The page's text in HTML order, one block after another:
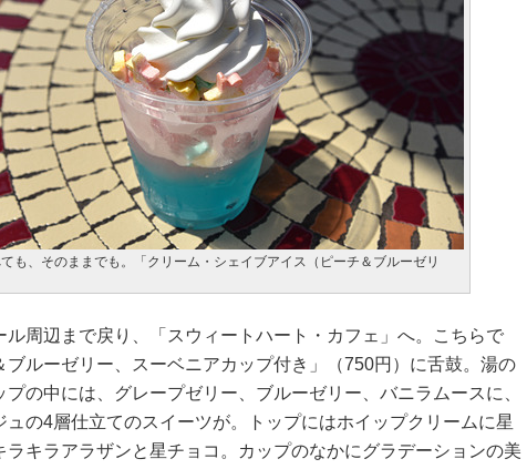
も、そのままでも。「クリーム・シェイブアイス（ピーチ＆ブルーゼリ
周辺まで戻り、「スウィートハート・カフェ」へ。こちらで
ブルーゼリー、スーベニアカップ付き」（750円）に舌鼓。湯の
の中には、グレープゼリー、ブルーゼリー、バニラムースに、
ュの4層仕立てのスイーツが。トップにはホイップクリームに星
ラキラアラザンと星チョコ。カップのなかにグラデーションの美